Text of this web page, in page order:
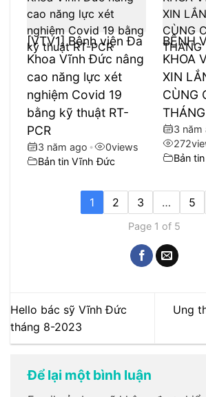
[VTV1] Bệnh viện Đa
Khoa Vĩnh Đức nâng
cao năng lực xét
nghiệm Covid 19
bằng kỹ thuật RT-
PCR
3 năm ago • 0views
Bản tin Vĩnh Đức
BỆNH
KHOA
XIN
CÙNG
THÁNG
3 năm
272
Bản
1 2 3 … 5
Page 1 of 5
Hello bác sỹ Vĩnh Đức
tháng 8-2023
Ung
Để lại một bình luận